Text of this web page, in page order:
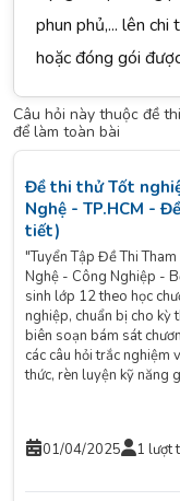
phun phủ,... lên
hoặc đóng gói
Câu hỏi này thuộc đề
để làm toàn bài
Đề thi thử Tốt
Nghệ - TP.HCM -
tiết)
"Tuyển Tập Đề Thi
Nghệ - Công Nghiệp -
sinh lớp 12 theo học
nghiệp, chuẩn bị cho kỳ
biên soạn bám sát
các câu hỏi trắc nghiệm
thức, rèn luyện kỹ năng
01/04/2025 1 lượt